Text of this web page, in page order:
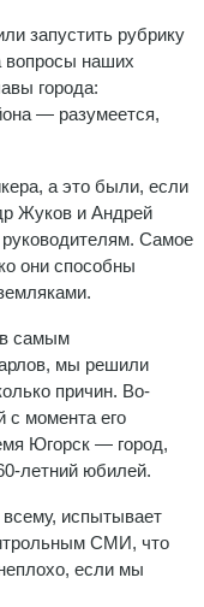
запустить рубрику
вопросы наших
города:
— разумеется,
а это были, если
Жуков и Андрей
Самое
они способны
самым
мы решили
причин. Во-
с момента его
Югорск — город,
летний юбилей.
испытывает
СМИ, что
если мы